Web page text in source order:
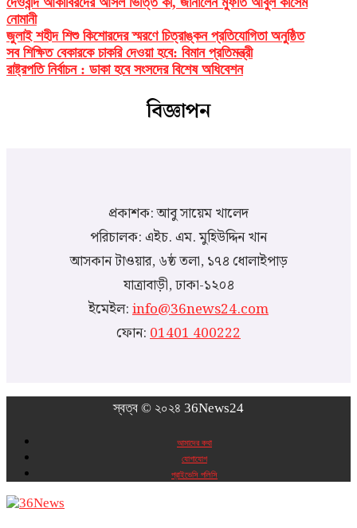
নোমানী
জুলাই শহীদ শিশু কিশোরদের স্মরণে চিত্রাঙ্কন প্রতিযোগিতা অনুষ্ঠিত
সব শিক্ষিত বেকারকে চাকরি দেওয়া হবে: বিমান প্রতিমন্ত্রী
রাষ্ট্রপতি নির্বাচন : ডাকা হবে সংসদের বিশেষ অধিবেশন
বিজ্ঞাপন
প্রকাশক: আবু সায়েম খালেদ
পরিচালক: এইচ. এম. মুহিউদ্দিন খান
আসকান টাওয়ার, ৬ষ্ঠ তলা, ১৭৪ ধোলাইপাড়
যাত্রাবাড়ী, ঢাকা-১২০৪
ইমেইল:info@36news24.com
ফোন:01401 400222
স্বত্ব © ২০২৪ 36News24
আমাদের কথা
যোগাযোগ
প্রাইভেসি পলিসি